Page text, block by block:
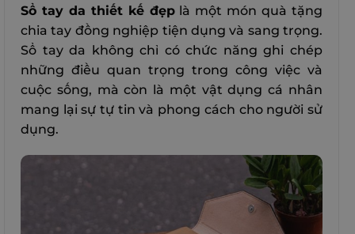
Sổ tay da thiết kế đẹplà một món quà tặng
chia tay đồng nghiệp tiện dụng và sang trọng.
Sổ tay da không chỉ có chức năng ghi chép
những điều quan trọng trong công việc và
cuộc sống, mà còn là một vật dụng cá nhân
mang lại sự tự tin và phong cách cho người sử
dụng.